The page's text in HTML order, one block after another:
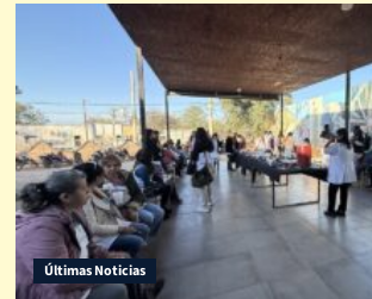
Últimas Noticias